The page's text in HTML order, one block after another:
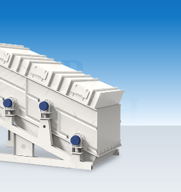
圆锥破碎机
重型锤式破碎机 移动式破碎站
RDF成型机
液压打包机
成套机组
封闭式破碎系统 废轮胎热解系统
橡胶破胶机组
分选分离设备
风选机 滚筒筛
磁选机 涡电流分选机
脉冲除尘器 轮胎抽丝机